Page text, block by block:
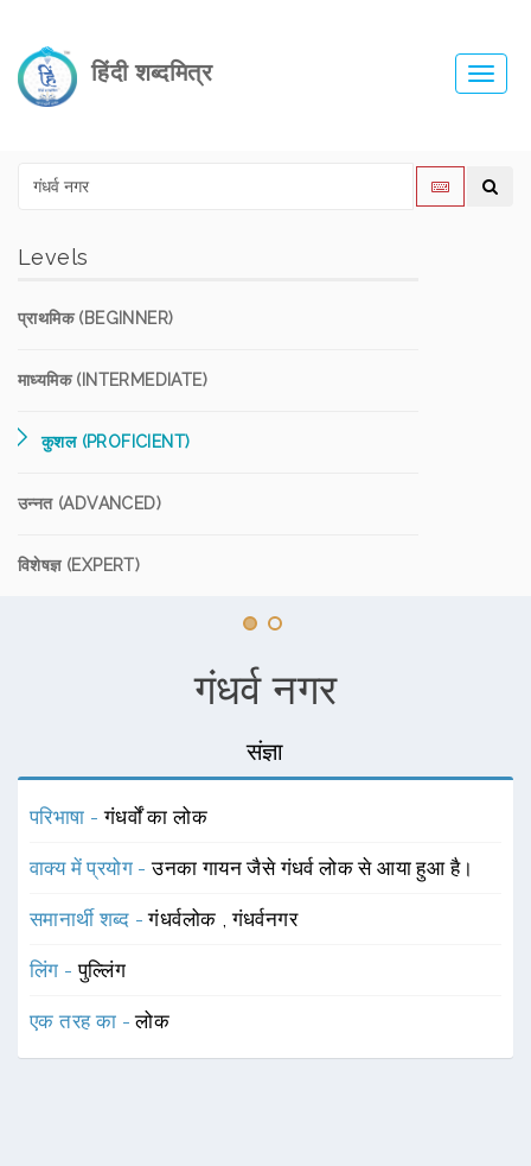
हिंदी शब्दमित्र
Levels
प्राथमिक (BEGINNER)
माध्यमिक (INTERMEDIATE)
कुशल (PROFICIENT)
उन्नत (ADVANCED)
विशेषज्ञ (EXPERT)
गंधर्व नगर
संज्ञा
परिभाषा -गंधर्वों का लोक
वाक्य में प्रयोग -उनका गायन जैसे गंधर्व लोक से आया हुआ है।
समानार्थी शब्द -गंधर्वलोक ,गंधर्वनगर
लिंग -पुल्लिंग
एक तरह का -लोक